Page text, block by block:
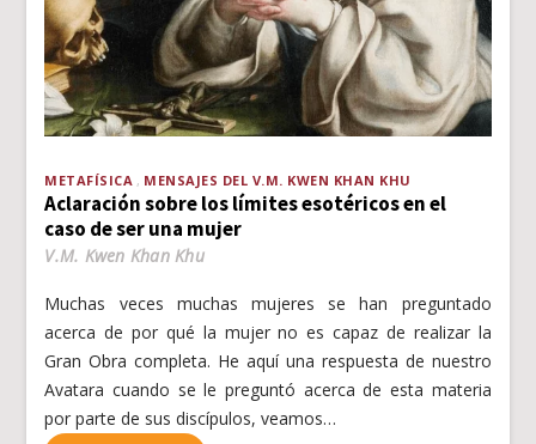
METAFÍSICA MENSAJES DEL V.M. KWEN KHAN KHU
Aclaración sobre los límites esotéricos en el
caso de ser una mujer
V.M. Kwen Khan Khu
Muchas veces muchas mujeres se han preguntado
acerca de por qué la mujer no es capaz de realizar la
Gran Obra completa. He aquí una respuesta de nuestro
Avatara cuando se le preguntó acerca de esta materia
por parte de sus discípulos, veamos…